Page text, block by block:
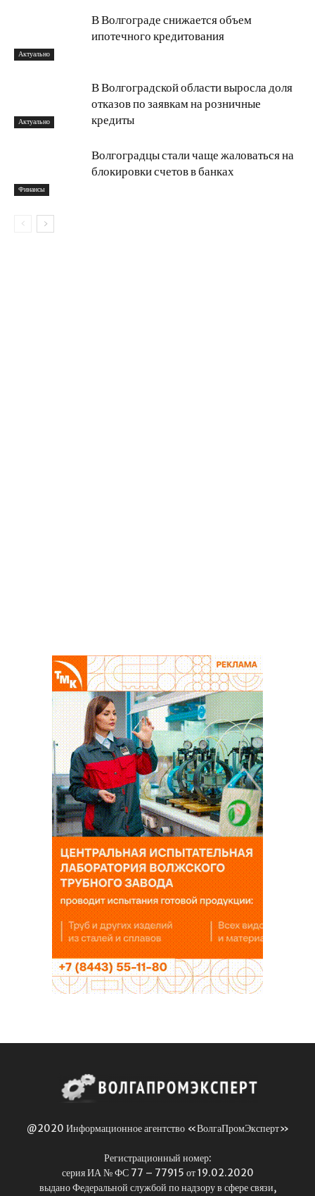
Актуально
В Волгограде снижается объем
ипотечного кредитования
Актуально
В Волгоградской области выросла доля
отказов по заявкам на розничные
кредиты
Финансы
Волгоградцы стали чаще жаловаться на
блокировки счетов в банках
@2020 Информационное агентство «ВолгаПромЭксперт»
Регистрационный номер:
серия ИА № ФС 77 – 77915 от 19.02.2020
выдано Федеральной службой по надзору в сфере связи,